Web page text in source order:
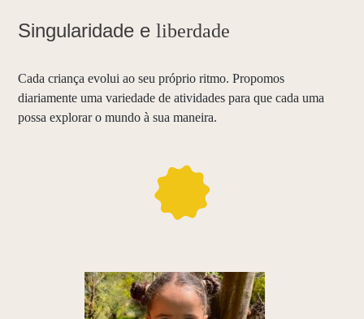
Singularidade eliberdade
Cada criança evolui ao seu próprio ritmo. Propomos
diariamente uma variedade de atividades para que cada uma
possa explorar o mundo à sua maneira.